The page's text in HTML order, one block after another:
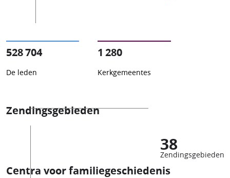
528 704
De leden
1 280
Kerkgemeentes
Zendingsgebieden
38
Zendingsgebieden
Centra voor familiegeschiedenis